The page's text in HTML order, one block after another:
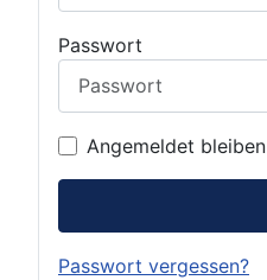
Passwort
Angemeldet bleiben
Passwort vergessen?